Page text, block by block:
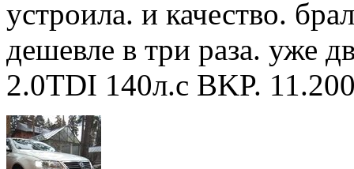
устроила. и качество.
дешевле в три раза. уже
2.0TDI 140л.с BKP.